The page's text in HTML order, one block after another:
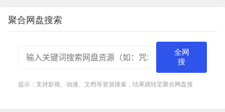
聚合网盘搜索
全网
搜
提示：支持影视、动漫、文档等资源搜索，结果跳转至聚合网盘搜